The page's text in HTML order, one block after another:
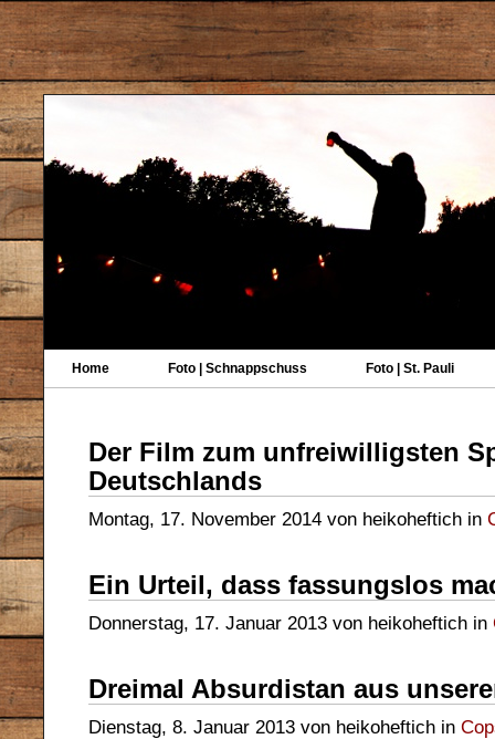
Home Foto | Schnappschuss Foto | St. Pauli
Der Film zum unfreiwilligsten
Deutschlands
Montag, 17. November 2014 von heikoheftich in
Ein Urteil, dass fassungslos
Donnerstag, 17. Januar 2013 von heikoheftich in
Dreimal Absurdistan aus
Dienstag, 8. Januar 2013 von heikoheftich in